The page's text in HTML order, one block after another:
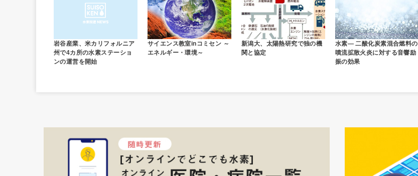
岩谷産業、米カリフォルニア
州で4カ所の水素ステーショ
ンの運営を開始
サイエンス教室inコミセン ～
エネルギー・環境～
新潟大、太陽熱研究で独の機
関と協定
水素― 二酸化炭素混合燃料の
噴流拡散火炎に対する音響励
振の効果